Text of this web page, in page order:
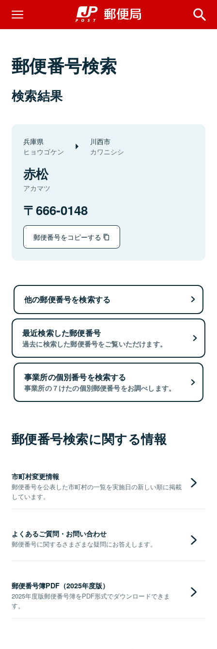
郵便番号検索
検索結果
兵庫県
ヒョウゴケン
川西市
カワニシシ
赤松
アカマツ
666-0148
郵便番号をコピーする
他の郵便番号を検索する
最近検索した郵便番号
過去に検索した郵便番号をご覧いただけます。
事業所の個別番号を検索する
事業所の７けたの個別郵便番号をお調べします。
郵便番号検索に関する情報
市町村変更情報
郵便番号を公表した市町村の一覧を実施日の新しい順に掲載
しています。
よくあるご質問・お問い合わせ
郵便番号に関するさまざまな疑問にお答えします。
郵便番号簿PDF（2025年度版）
2025年度版郵便番号簿をPDF形式でダウンロードできま
す。